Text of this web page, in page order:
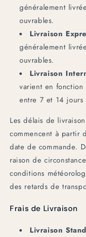
généralement
ouvrables.
Livraison
généralement
ouvrables.
Livraison
varient en
entre 7 et 14 jours
Les délais de
commencent à partir
date de commande.
raison de
conditions
des retards de
Frais de Livraison
Livraison